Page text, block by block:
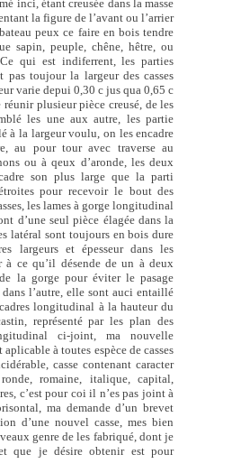
inci, étant creusée dans la masse
la figure de l’avant ou l’arrier
peux ce faire en bois tendre
sapin, peuple, chêne, hêtre, ou
qui est indiferrent, les parties
pas toujour la largeur des casses
varie depui 0,30 c jus qua 0,65 c
plusieur pièce creusé, de les
les une aux autre, les partie
à la largeur voulu, on les encadre
au pour tour avec traverse au
ou à qeux d’aronde, les deux
son plus large que la parti
pour recevoir le bout des
les lames à gorge longitudinal
d’une seul pièce élagée dans la
latéral sont toujours en bois dure
largeurs et épesseur dans les
ce qu’il désende de un à deux
la gorge pour éviter le pasage
l’autre, elle sont auci entaillé
longitudinal à la hauteur du
représenté par les plan des
ci-joint, ma nouvelle
à toutes espèce de casses
casse contenant caracter
romaine, italique, capital,
c’est pour coi il n’es pas joint à
ma demande d’un brevet
d’une nouvel casse, mes bien
genre de les fabriqué, dont je
que je désire obtenir est pour